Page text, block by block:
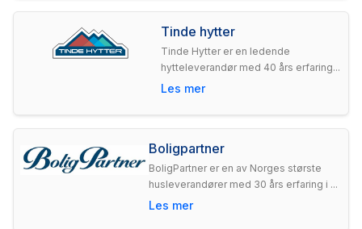
Tinde hytter
Tinde Hytter er en ledende
hytteleverandør med 40 års erfaring...
Les mer
Boligpartner
BoligPartner er en av Norges største
husleverandører med 30 års erfaring i ...
Les mer